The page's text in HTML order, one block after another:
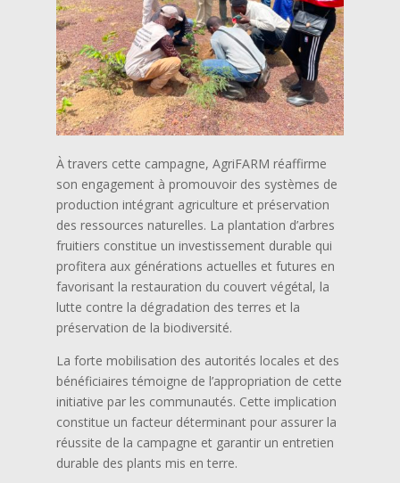
À travers cette campagne, AgriFARM réaffirme
son engagement à promouvoir des systèmes de
production intégrant agriculture et préservation
des ressources naturelles. La plantation d’arbres
fruitiers constitue un investissement durable qui
profitera aux générations actuelles et futures en
favorisant la restauration du couvert végétal, la
lutte contre la dégradation des terres et la
préservation de la biodiversité.
La forte mobilisation des autorités locales et des
bénéficiaires témoigne de l’appropriation de cette
initiative par les communautés. Cette implication
constitue un facteur déterminant pour assurer la
réussite de la campagne et garantir un entretien
durable des plants mis en terre.